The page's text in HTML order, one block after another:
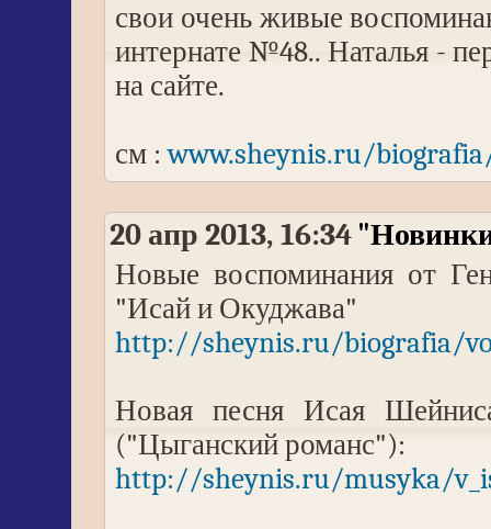
свои очень живые
интернате №48.. Наталья -
на сайте.
см :www.sheynis.ru/
20 апр 2013, 16:34
Новые воспоминания от
"Исай и Окуджава"
http://sheynis.ru/biografia/
Новая песня Исая
("Цыганский романс"):
http://sheynis.ru/musyka/